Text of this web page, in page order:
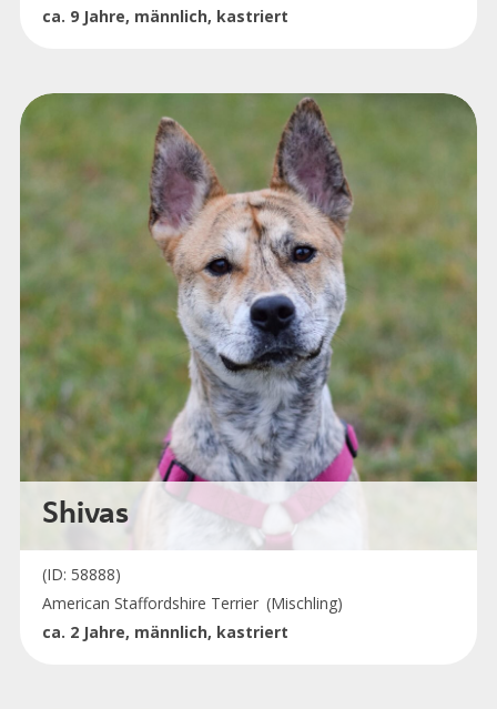
ca. 9 Jahre, männlich, kastriert
Shivas
(ID: 58888)
American Staffordshire Terrier (Mischling)
ca. 2 Jahre, männlich, kastriert